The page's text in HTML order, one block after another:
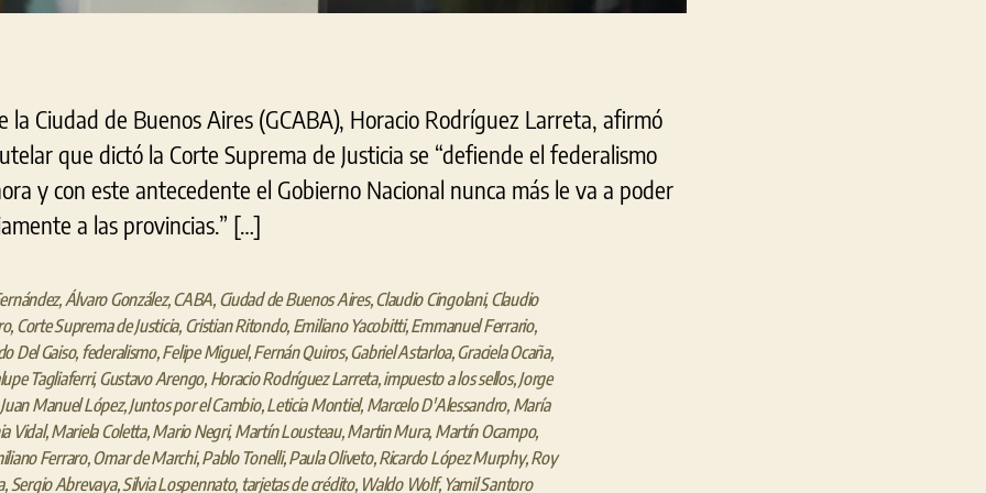
la Ciudad de Buenos Aires (GCABA), Horacio Rodríguez Larreta, afirmó
que dictó la Corte Suprema de Justicia se “defiende el federalismo
y con este antecedente el Gobierno Nacional nunca más le va a poder
a las provincias.” […]
, Álvaro González,CABA, Ciudad de Buenos Aires,Claudio Cingolani,Claudio
, Corte Suprema de Justicia, Cristian Ritondo, Emiliano Yacobitti,Emmanuel Ferrario,
Del Gaiso, federalismo,Felipe Miguel,Fernán Quiros,Gabriel Astarloa,Graciela Ocaña,
Tagliaferri,Gustavo Arengo, Horacio Rodríguez Larreta,impuesto a los sellos,Jorge
Juan Manuel López,Juntos por el Cambio,Leticia Montiel, Marcelo D'Alessandro, María
Vidal,Mariela Coletta,Mario Negri,Martín Lousteau,Martin Mura, Martín Ocampo,
Ferraro,Omar de Marchi,Pablo Tonelli,Paula Oliveto,Ricardo López Murphy,Roy
, Sergio Abrevaya,Silvia Lospennato, tarjetas de crédito, Waldo Wolf,Yamil Santoro